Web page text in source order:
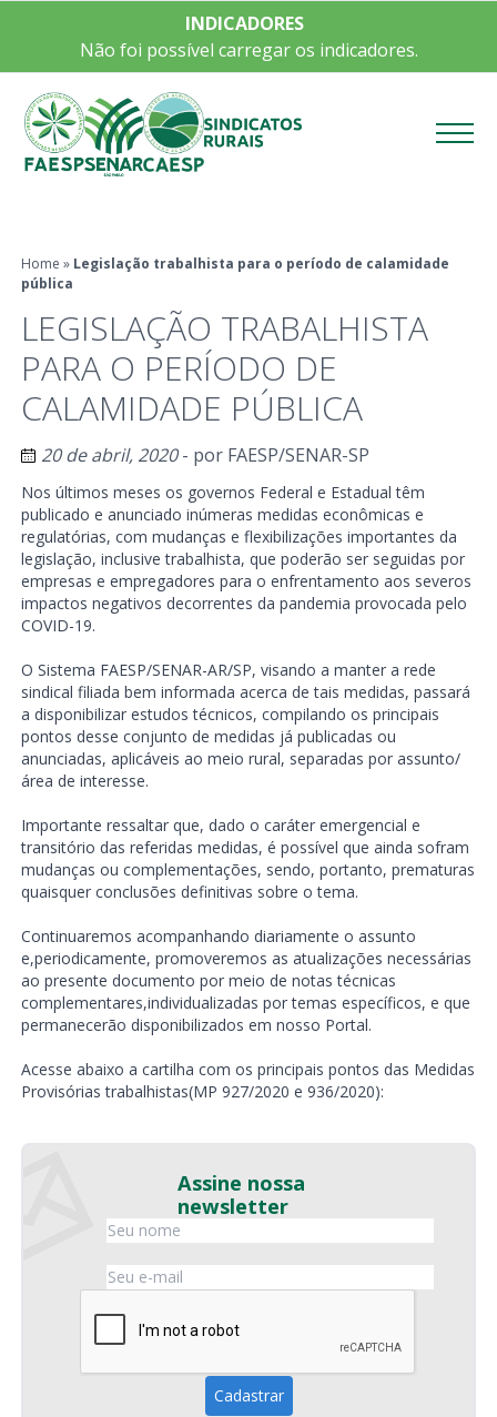
INDICADORES
Não foi possível carregar os indicadores.
Home » Legislação trabalhista para o período de calamidade
pública
LEGISLAÇÃO TRABALHISTA
PARA O PERÍODO DE
CALAMIDADE PÚBLICA
20 de abril, 2020- por FAESP/SENAR-SP
Nos últimos meses os governos Federal e Estadual têm
publicado e anunciado inúmeras medidas econômicas e
regulatórias, com mudanças e flexibilizações importantes da
legislação, inclusive trabalhista, que poderão ser seguidas por
empresas e empregadores para o enfrentamento aos severos
impactos negativos decorrentes da pandemia provocada pelo
COVID-19.
O Sistema FAESP/SENAR-AR/SP, visando a manter a rede
sindical filiada bem informada acerca de tais medidas, passará
a disponibilizar estudos técnicos, compilando os principais
pontos desse conjunto de medidas já publicadas ou
anunciadas, aplicáveis ao meio rural, separadas por assunto/
área de interesse.
Importante ressaltar que, dado o caráter emergencial e
transitório das referidas medidas, é possível que ainda sofram
mudanças ou complementações, sendo, portanto, prematuras
quaisquer conclusões definitivas sobre o tema.
Continuaremos acompanhando diariamente o assunto
e,periodicamente, promoveremos as atualizações necessárias
ao presente documento por meio de notas técnicas
complementares,individualizadas por temas específicos, e que
permanecerão disponibilizados em nosso Portal.
Acesse abaixo a cartilha com os principais pontos das Medidas
Provisórias trabalhistas(MP 927/2020 e 936/2020):
Assine nossa
newsletter